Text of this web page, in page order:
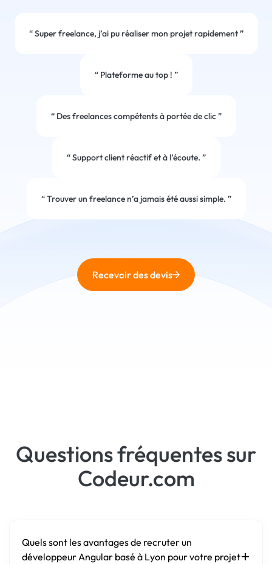
“Super freelance, j’ai pu réaliser mon projet rapidement”
“Plateforme au top ! ”
“Des freelances compétents à portée de clic”
“Support client réactif et à l’écoute. ”
“Trouver un freelance n’a jamais été aussi simple. ”
Recevoir des devis
Questions fréquentes sur
Codeur.com
Quels sont les avantages de recruter un
développeur Angular basé à Lyon pour votre projet